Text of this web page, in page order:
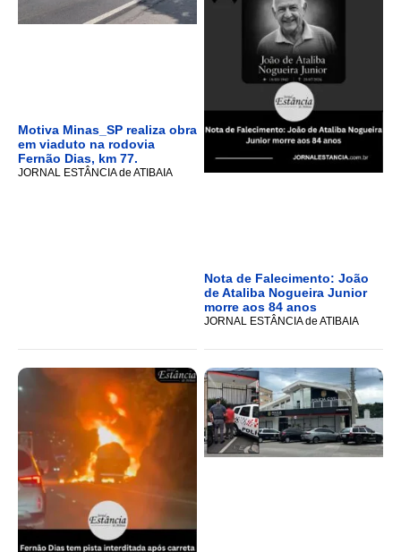
Motiva Minas_SP realiza obra
em viaduto na rodovia
Fernão Dias, km 77.
JORNAL ESTÂNCIA de ATIBAIA
Nota de Falecimento: João
de Ataliba Nogueira Junior
morre aos 84 anos
JORNAL ESTÂNCIA de ATIBAIA